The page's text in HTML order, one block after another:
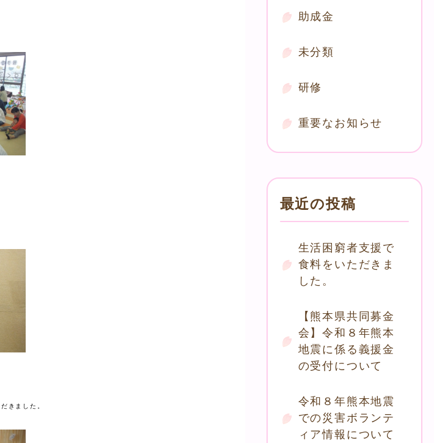
きました。
助成金
未分類
研修
重要なお知らせ
最近の投稿
生活困窮者支援で
食料をいただきま
した。
【熊本県共同募金
会】令和８年熊本
地震に係る義援金
の受付について
令和８年熊本地震
での災害ボランテ
ィア情報について